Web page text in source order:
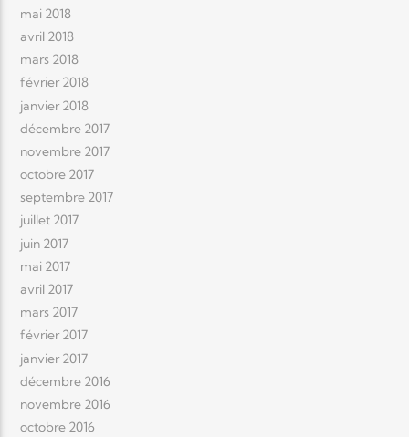
mai 2018
avril 2018
mars 2018
février 2018
janvier 2018
décembre 2017
novembre 2017
octobre 2017
septembre 2017
juillet 2017
juin 2017
mai 2017
avril 2017
mars 2017
février 2017
janvier 2017
décembre 2016
novembre 2016
octobre 2016